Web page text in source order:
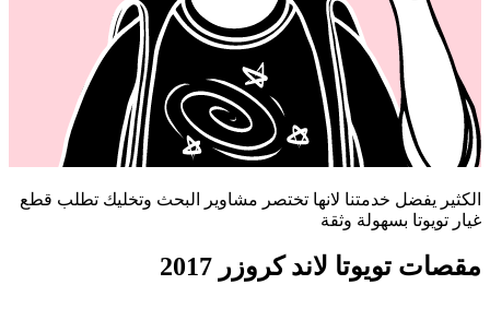
الكثير يفضل خدمتنا لانها تختصر مشاوير البحث وتخليك تطلب قطع
غيار تويوتا بسهولة وثقة
مقصات تويوتا لاند كروزر 2017